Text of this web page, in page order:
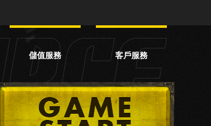
儲值服務
網頁轉蛋
網頁商城
線上儲值
VIP服務
客戶服務
服務中心
常見問題
序號兌換
OTP驗證